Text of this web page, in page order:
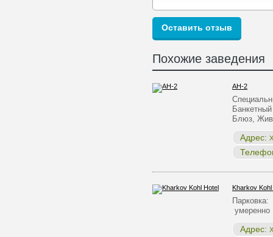
Похожие заведения
AH-2
Блюз,
Адрес:
Kharkov
Адрес: